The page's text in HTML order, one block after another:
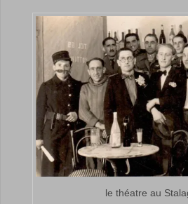
le théatre au